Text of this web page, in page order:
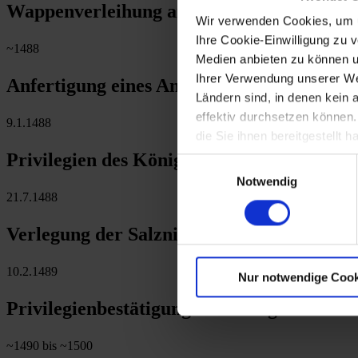
Wir verwenden Cookies,
Ihre Cookie-Einwilligung zu
Medien anbieten zu können
Ihrer Verwendung unserer
Ländern sind, in denen kein
effektiv durchsetzen
die Sie ihnen bereitgestellt
Einwilligungsauswahl
Notwendig
Nur notwendige
Wappenverleihung an St. Pölten durch
~1488
Anfertigung eines Antiphonars im Stift
9.1.1488
Privilegien des Königs Matthias
21.7.1488
Verlegung der Salzniederlage von Stein
10.2.1489
Privilegienbestätigung des Königs
~1490 bis ~1500